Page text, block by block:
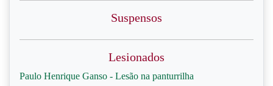
Suspensos
Lesionados
Paulo Henrique Ganso - Lesão na panturrilha